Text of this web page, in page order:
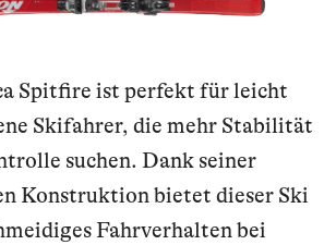
Spitfire ist perfekt für leicht
Skifahrer, die mehr Stabilität
suchen. Dank seiner
Konstruktion bietet dieser Ski
Fahrverhalten bei